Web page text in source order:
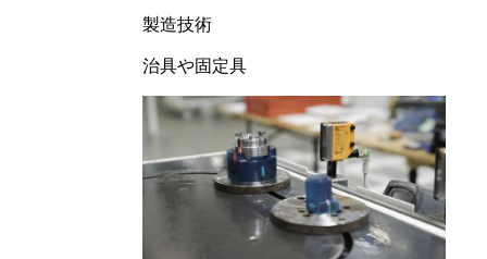
製造技術
治具や固定具